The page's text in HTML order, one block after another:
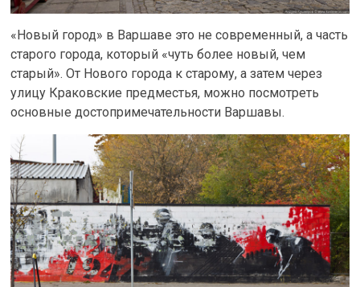
«Новый город» в Варшаве это не современный, а часть
старого города, который «чуть более новый, чем
старый». От Нового города к старому, а затем через
улицу Краковские предместья, можно посмотреть
основные достопримечательности Варшавы.